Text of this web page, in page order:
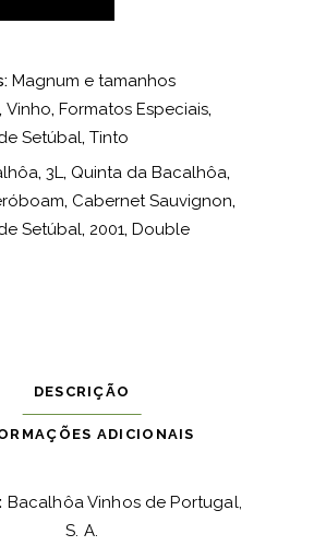
Magnum e tamanhos
, Vinho, Formatos Especiais,
Setúbal, Tinto
, 3L, Quinta da Bacalhôa,
, Cabernet Sauvignon,
Setúbal, 2001, Double
DESCRIÇÃO
ADICIONAIS
Bacalhôa Vinhos de Portugal,
S. A.